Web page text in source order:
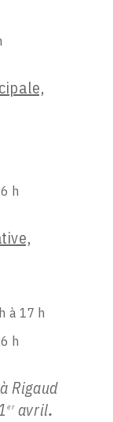
h
à 17 h
h
Rigaud
eravril.